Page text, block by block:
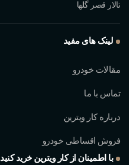
تالار قصر گلها
لینک های مفید
مقالات خودرو
تماس با ما
درباره کار ویترین
فروش اقساطی خودرو
با اطمینان از کار ویترین خرید کنید